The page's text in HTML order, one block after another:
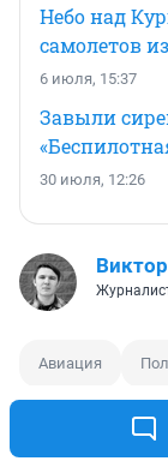
Небо над
самолетов
6 июля, 15:37
Завыли
30 июля, 12:26
Авиация